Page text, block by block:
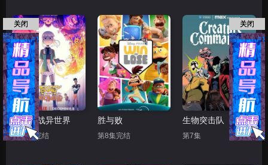
少女大战异世界
第13集完结
胜与败
第8集完结
生物突击队
第7集
关闭 关闭